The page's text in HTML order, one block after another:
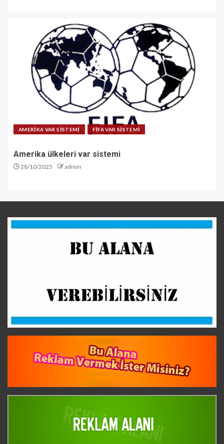
AMERİKA VAR SİSTEMİ FİFA VAR SİSTEMİ
Amerika ülkeleri var sistemi
28/10/2025 admin